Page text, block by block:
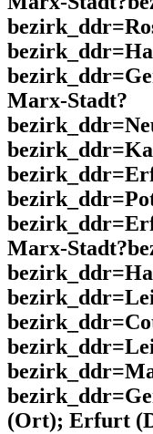
Marx-Stadt?
Marx-
(Ort); Erfurt